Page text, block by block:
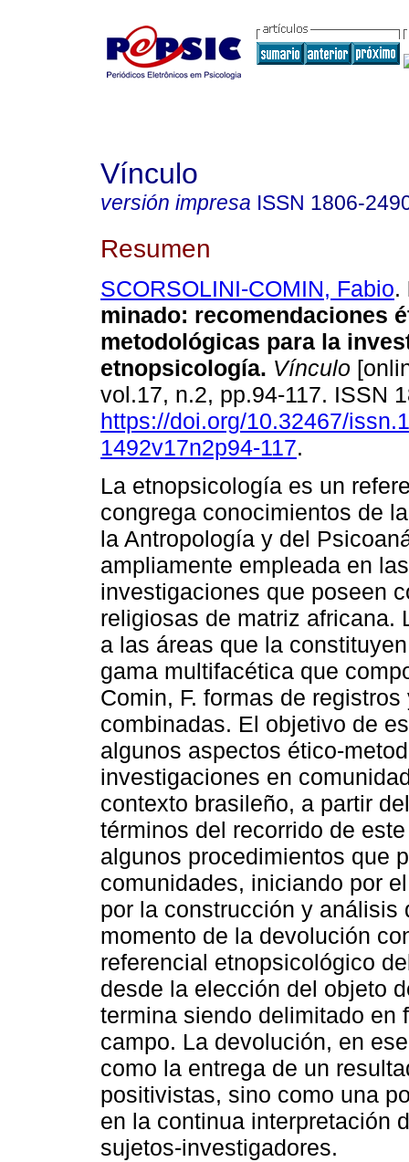
Vínculo
versión impresa ISSN 1806-
Resumen
SCORSOLINI-COMIN, Fabio.
minado: recomendaciones
metodológicas para la
etnopsicología. Vínculo
vol.17, n.2, pp.94-117. ISSN
https://doi.org/10.32467/
1492v17n2p94-117.
La etnopsicología es un
congrega conocimientos de
la Antropología y del
ampliamente empleada en las
investigaciones que poseen
religiosas de matriz africana.
a las áreas que la
gama multifacética que
Comin, F. formas de
combinadas. El objetivo de
algunos aspectos ético-
investigaciones en
contexto brasileño, a partir
términos del recorrido de
algunos procedimientos que
comunidades, iniciando por
por la construcción y
momento de la devolución
referencial etnopsicológico
desde la elección del objeto
termina siendo delimitado en
campo. La devolución, en
como la entrega de un
positivistas, sino como una
en la continua interpretación
sujetos-investigadores.